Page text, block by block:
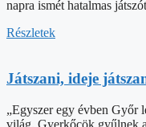
napra ismét hatalmas
Részletek
Játszani, ideje
„Egyszer egy évben Győr
világ. Gyerkőcök gyűlnek